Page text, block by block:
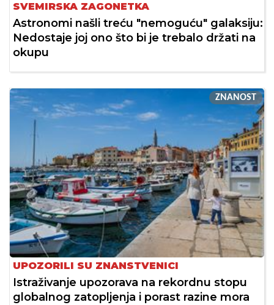
SVEMIRSKA ZAGONETKA
Astronomi našli treću "nemoguću" galaksiju:
Nedostaje joj ono što bi je trebalo držati na
okupu
ZNANOST
UPOZORILI SU ZNANSTVENICI
Istraživanje upozorava na rekordnu stopu
globalnog zatopljenja i porast razine mora